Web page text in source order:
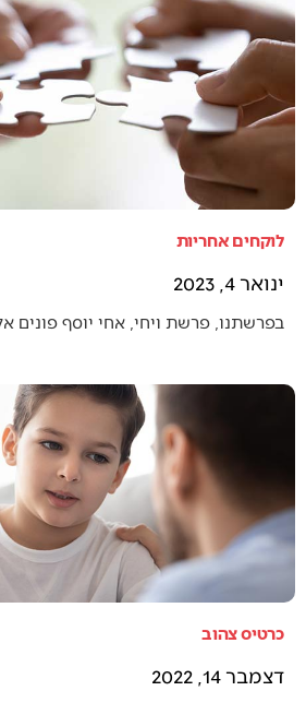
לוקחים אחריות
ינואר 4, 2023
בפרשתנו, פרשת ויחי, אחי יוסף פונים
כרטיס צהוב
דצמבר 14, 2022